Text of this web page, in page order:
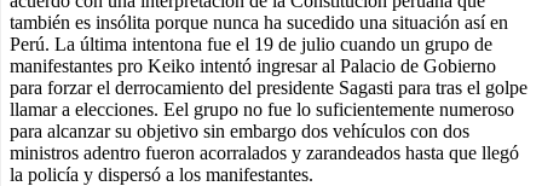
también es insólita porque nunca ha sucedido una situación así en
Perú. La última intentona fue el 19 de julio cuando un grupo de
manifestantes pro Keiko intentó ingresar al Palacio de Gobierno
para forzar el derrocamiento del presidente Sagasti para tras el golpe
llamar a elecciones. Eel grupo no fue lo suficientemente numeroso
para alcanzar su objetivo sin embargo dos vehículos con dos
ministros adentro fueron acorralados y zarandeados hasta que llegó
la policía y dispersó a los manifestantes.